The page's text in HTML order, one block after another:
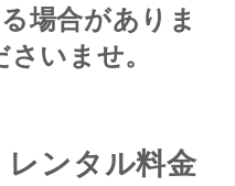
場合がありま
いませ。
レンタル料金